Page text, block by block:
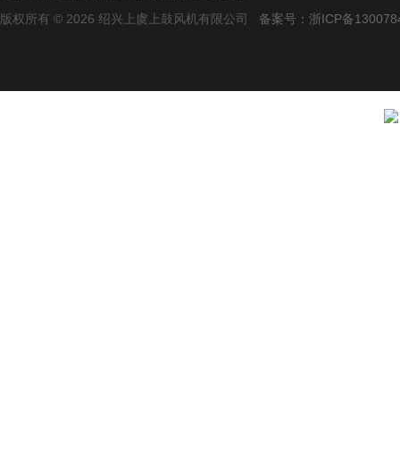
版权所有 © 2026 绍兴上虞上鼓风机有限公司 备案号：浙ICP备